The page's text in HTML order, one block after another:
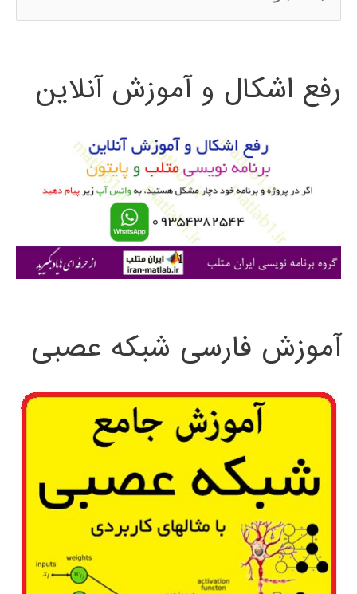
س
ج
ی
رفع اشکال و آموزش آنلاین
آموزش فارسی شبکه عصبی